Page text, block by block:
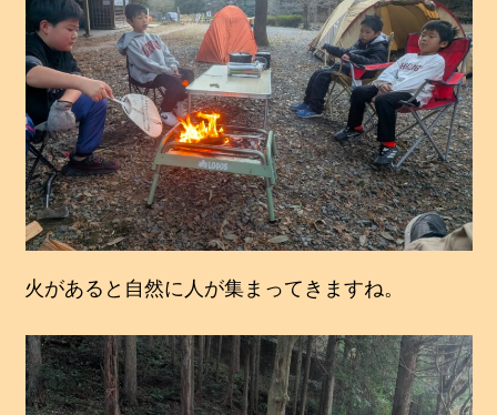
火があると自然に人が集まってきますね。